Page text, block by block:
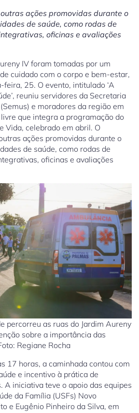
ações promovidas durante o
de saúde, como rodas de
oficinas e avaliações
IV foram tomadas por um
cuidado com o corpo e bem-estar,
25. O evento, intitulado ‘A
reuniu servidores da Secretaria
e moradores da região em
que integra a programação do
Vida, celebrado em abril. O
ações promovidas durante o
de saúde, como rodas de
oficinas e avaliações
percorreu as ruas do Jardim Aureny
sobre a importância das
Regiane Rocha
17 horas, a caminhada contou com
e incentivo à prática de
A iniciativa teve o apoio das equipes
da Família (USFs) Novo
e Eugênio Pinheiro da Silva, em